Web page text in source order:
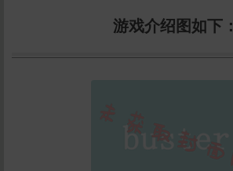
游戏介绍图如下：